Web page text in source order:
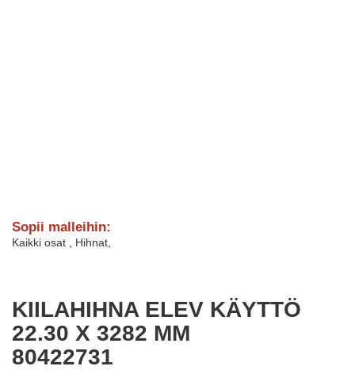
Sopii malleihin:
Kaikki osat Hihnat
KIILAHIHNA ELEV KÄYTTÖ
22.30 X 3282 MM
80422731